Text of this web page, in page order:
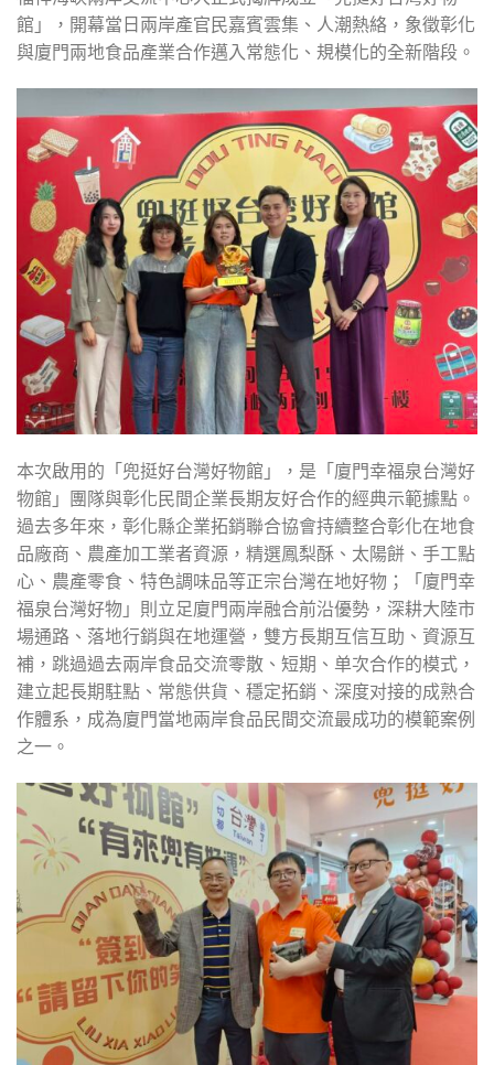
館」，開幕當日兩岸產官民嘉賓雲集、人潮熱絡，象徵彰化
與廈門兩地食品產業合作邁入常態化、規模化的全新階段。
本次啟用的「兜挺好台灣好物館」，是「廈門幸福泉台灣好
物館」團隊與彰化民間企業長期友好合作的經典示範據點。
過去多年來，彰化縣企業拓銷聯合協會持續整合彰化在地食
品廠商、農產加工業者資源，精選鳳梨酥、太陽餅、手工點
心、農產零食、特色調味品等正宗台灣在地好物；「廈門幸
福泉台灣好物」則立足廈門兩岸融合前沿優勢，深耕大陸市
場通路、落地行銷與在地運營，雙方長期互信互助、資源互
補，跳過過去兩岸食品交流零散、短期、单次合作的模式，
建立起長期駐點、常態供貨、穩定拓銷、深度对接的成熟合
作體系，成為廈門當地兩岸食品民間交流最成功的模範案例
之一。